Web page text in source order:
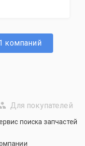
компаний
Для покупателей
поиска запчастей